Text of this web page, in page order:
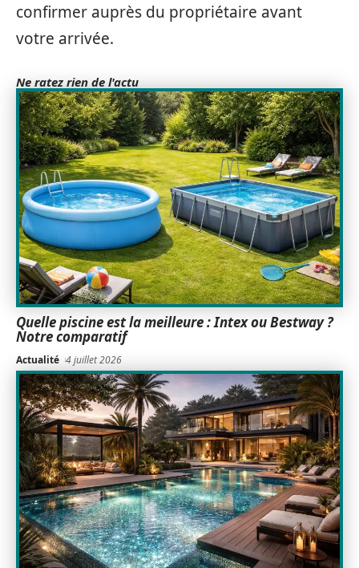
confirmer auprès du propriétaire avant
votre arrivée.
Ne ratez rien de l'actu
Quelle piscine est la meilleure : Intex ou Bestway ?
Notre comparatif
Actualité 4 juillet 2026